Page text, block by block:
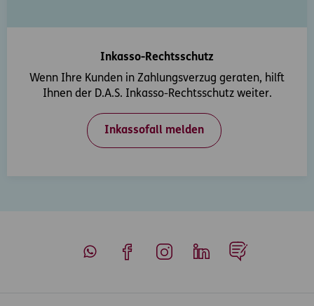
Inkasso-Rechtsschutz
Wenn Ihre Kunden in Zahlungsverzug geraten, hilft
Ihnen der D.A.S. Inkasso-Rechtsschutz weiter.
Inkassofall melden